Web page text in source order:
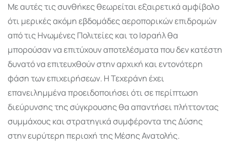
Με αυτές τις συνθήκες θεωρείται εξαιρετικά αμφίβολο
ότι μερικές ακόμη εβδομάδες αεροπορικών επιδρομών
από τις Ηνωμένες Πολιτείες και το Ισραήλ θα
μπορούσαν να επιτύχουν αποτελέσματα που δεν κατέστη
δυνατό να επιτευχθούν στην αρχική και εντονότερη
φάση των επιχειρήσεων. Η Τεχεράνη έχει
επανειλημμένα προειδοποιήσει ότι σε περίπτωση
διεύρυνσης της σύγκρουσης θα απαντήσει πλήττοντας
συμμάχους και στρατηγικά συμφέροντα της Δύσης
στην ευρύτερη περιοχή της Μέσης Ανατολής.